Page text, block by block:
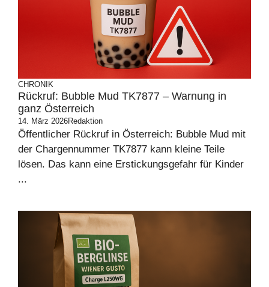
CHRONIK
Rückruf: Bubble Mud TK7877 – Warnung in
ganz Österreich
14. März 2026Redaktion
Öffentlicher Rückruf in Österreich: Bubble Mud mit
der Chargennummer TK7877 kann kleine Teile
lösen. Das kann eine Erstickungsgefahr für Kinder
...